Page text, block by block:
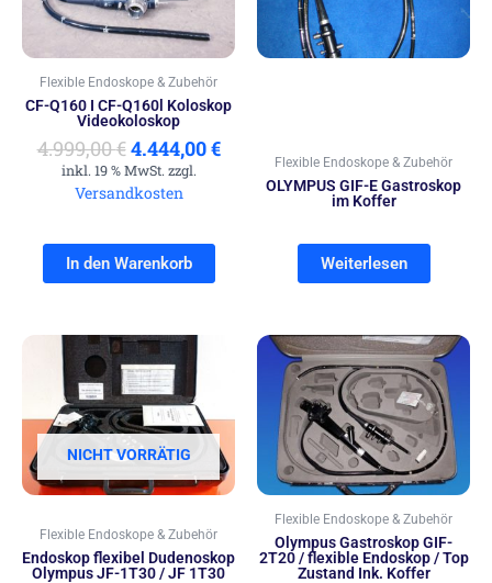
Flexible Endoskope & Zubehör
CF-Q160 I CF-Q160l Koloskop
Videokoloskop
4.999,00€4.444,00€
inkl. 19 % MwSt. zzgl.
Versandkosten
In den Warenkorb
Flexible Endoskope & Zubehör
OLYMPUS GIF-E Gastroskop
im Koffer
Weiterlesen
NICHT VORRÄTIG
Flexible Endoskope & Zubehör
Endoskop flexibel Dudenoskop
Olympus JF-1T30 / JF 1T30
Flexible Endoskope & Zubehör
Olympus Gastroskop GIF-
2T20 / flexible Endoskop / Top
Zustand Ink. Koffer